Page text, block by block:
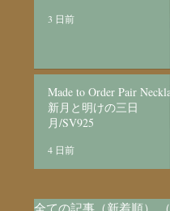
3 日前
Made to Order Pair
新月と明けの三日
月/SV925
4 日前
全ての記事（新着順）